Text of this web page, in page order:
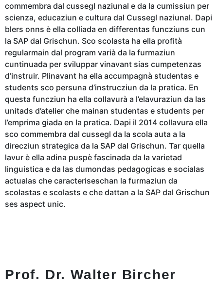
commembra dal cussegl naziunal e da la cumissiun per
scienza, educaziun e cultura dal Cussegl naziunal. Dapi
blers onns è ella colliada en differentas funcziuns cun
la SAP dal Grischun. Sco scolasta ha ella profità
regularmain dal program varià da la furmaziun
cuntinuada per sviluppar vinavant sias cumpetenzas
d’instruir. Plinavant ha ella accumpagnà studentas e
students sco persuna d’instrucziun da la pratica. En
questa funcziun ha ella collavurà a l’elavuraziun da las
unitads d’atelier che mainan studentas e students per
l’emprima giada en la pratica. Dapi il 2014 collavura ella
sco commembra dal cussegl da la scola auta a la
direcziun strategica da la SAP dal Grischun. Tar quella
lavur è ella adina puspè fascinada da la varietad
linguistica e da las dumondas pedagogicas e socialas
actualas che caracteriseschan la furmaziun da
scolastas e scolasts e che dattan a la SAP dal Grischun
ses aspect unic.
Prof. Dr. Walter Bircher